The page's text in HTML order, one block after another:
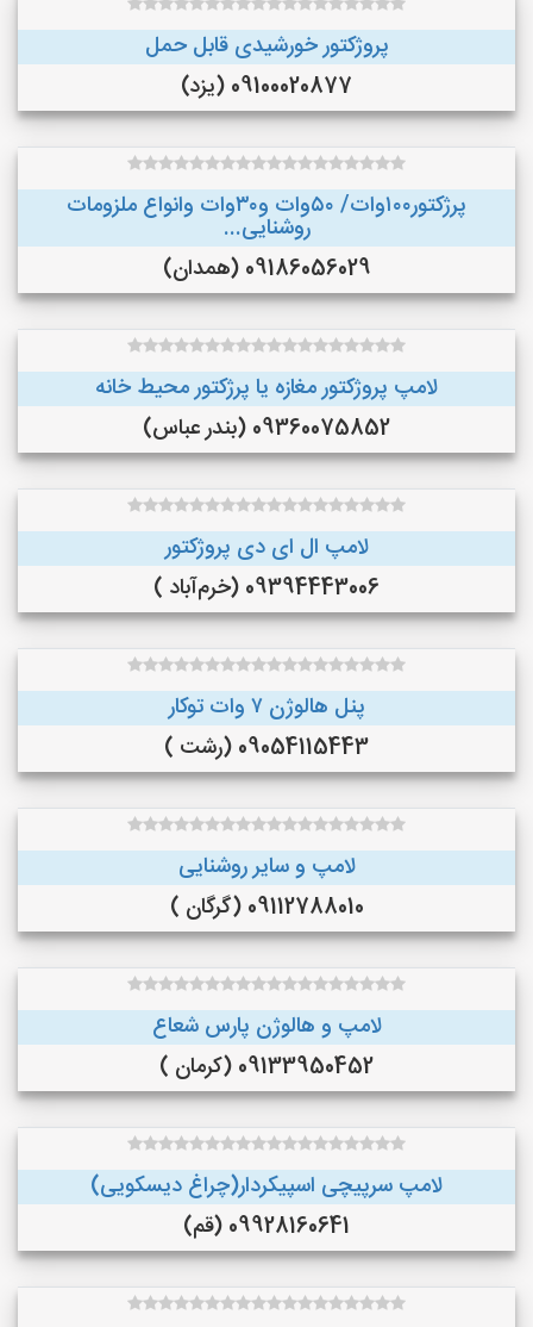
پروژکتور خورشیدی قابل حمل
09100020877 (یزد)
پرژکتور۱۰۰وات/ ۵۰وات و۳۰وات وانواع ملزومات
روشنایی...
09186056029 (همدان)
لامپ پروژکتور مغازه یا پرژکتور محیط خانه
09360075852 (بندر عباس)
لامپ ال ای دی پروژکتور
09394443006 (خرم‌آباد )
پنل هالوژن ۷ وات توکار
09054115443 (رشت )
لامپ و سایر روشنایی
09112788010 (گرگان )
لامپ و هالوژن پارس شعاع
09133950452 (کرمان )
لامپ سرپیچی اسپیکردار(چراغ دیسکویی)
09928160641 (قم)